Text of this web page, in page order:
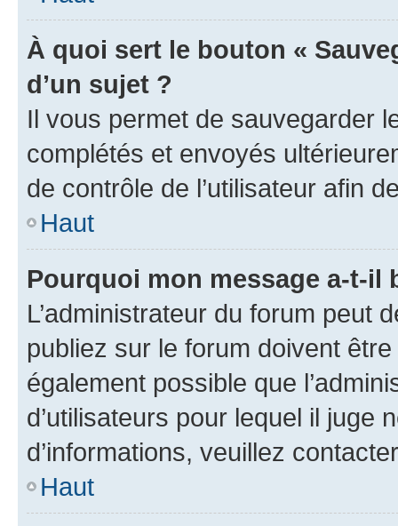
À quoi sert le bouton «
d’un sujet ?
Il vous permet de sauvegarder
complétés et envoyés
de contrôle de l’utilisateur afin
Haut
Pourquoi mon message a-t-il
L’administrateur du forum peut
publiez sur le forum doivent
également possible que
d’utilisateurs pour lequel il juge
d’informations, veuillez
Haut